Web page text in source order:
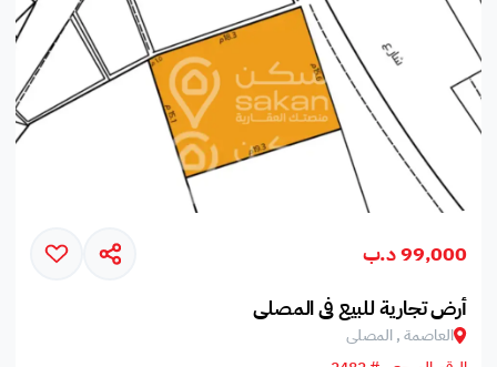
99,000 د.ب
أرض تجارية للبيع في المصلى
العاصمة , المصلى